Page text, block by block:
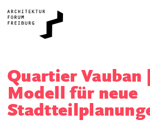
Quartier Vauban
Modell für neue